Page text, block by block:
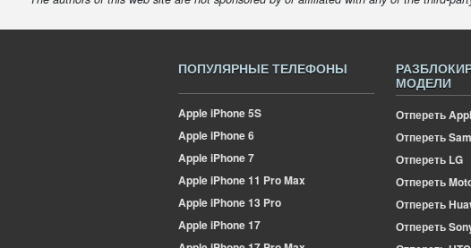
ПОПУЛЯРНЫЕ ТЕЛЕФОНЫ
AppleiPhone 5S
AppleiPhone 6
AppleiPhone 7
AppleiPhone 11 Pro Max
AppleiPhone 13 Pro
AppleiPhone 17
МОДЕЛИ
Отпереть
Отпереть
Отпереть LG
Отпереть
Отпереть
Отпереть